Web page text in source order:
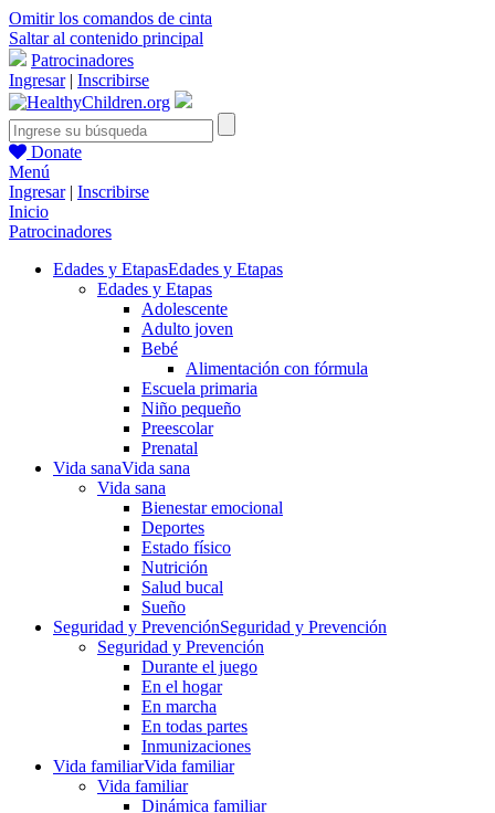
Omitir los comandos de cinta
Saltar al contenido principal
Patrocinadores
Ingresar| Inscribirse
Donate
Menú
Ingresar| Inscribirse
Inicio
Patrocinadores
Edades y EtapasEdades y Etapas
Edades y Etapas
Adolescente
Adulto joven
Bebé
Alimentación con fórmula
Escuela primaria
Niño pequeño
Preescolar
Prenatal
Vida sanaVida sana
Vida sana
Bienestar emocional
Deportes
Estado físico
Nutrición
Salud bucal
Sueño
Seguridad y PrevenciónSeguridad y Prevención
Seguridad y Prevención
Durante el juego
En el hogar
En marcha
En todas partes
Inmunizaciones
Vida familiarVida familiar
Vida familiar
Dinámica familiar